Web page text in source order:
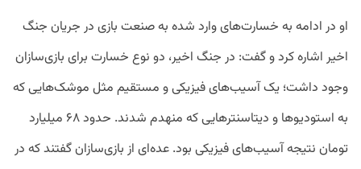
او در ادامه به خسارت‌های وارد شده به صنعت بازی در جریان جنگ
اخیر اشاره کرد و گفت: در جنگ اخیر، دو نوع خسارت برای بازی‌سازان
وجود داشت؛ یک آسیب‌های فیزیکی و مستقیم مثل موشک‌هایی که
به استودیوها و دیتاسنترهایی که منهدم شدند. حدود ۶۸ میلیارد
تومان نتیجه آسیب‌های فیزیکی بود. عده‌ای از بازی‌سازان گفتند که در